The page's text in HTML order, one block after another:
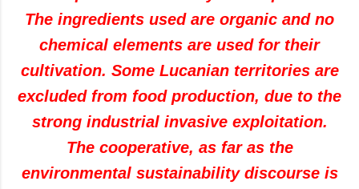
The ingredients used are organic and no
chemical elements are used for their
cultivation. Some Lucanian territories are
excluded from food production, due to the
strong industrial invasive exploitation.
The cooperative, as far as the
environmental sustainability discourse is